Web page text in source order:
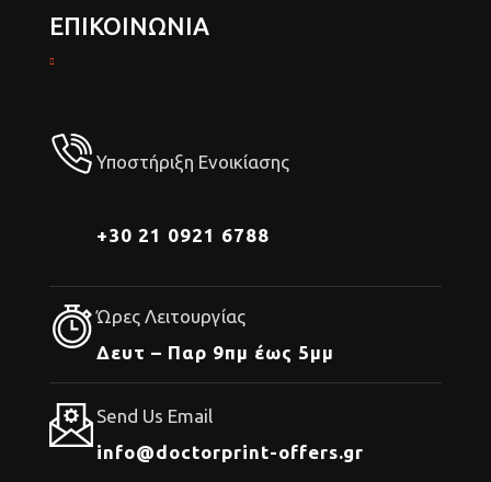
ΕΠΙΚΟΙΝΩΝΙΑ
Υποστήριξη Ενοικίασης
+30 21 0921 6788
Ώρες Λειτουργίας
Δευτ – Παρ 9πμ έως 5μμ
Send Us Email
info@doctorprint-offers.gr